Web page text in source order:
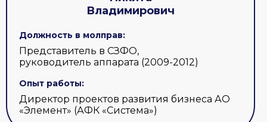
Владимирович
Должность в молправ:
Представитель в СЗФО,
руководитель аппарата (2009-2012)
Опыт работы:
Директор проектов развития бизнеса АО
«Элемент» (АФК «Система»)